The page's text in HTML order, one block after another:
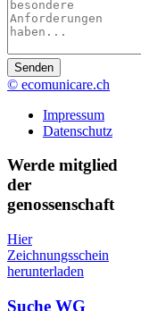
Senden
© ecomunicare.ch
Impressum
Datenschutz
Werde mitglied
der
genossenschaft
Hier
Zeichnungsschein
herunterladen
Suche WG